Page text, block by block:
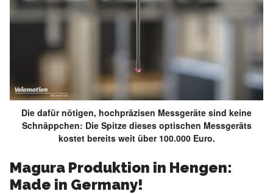
Die dafür nötigen, hochpräzisen Messgeräte sind keine
Schnäppchen: Die Spitze dieses optischen Messgeräts
kostet bereits weit über 100.000 Euro.
Magura Produktion in Hengen:
Made in Germany!